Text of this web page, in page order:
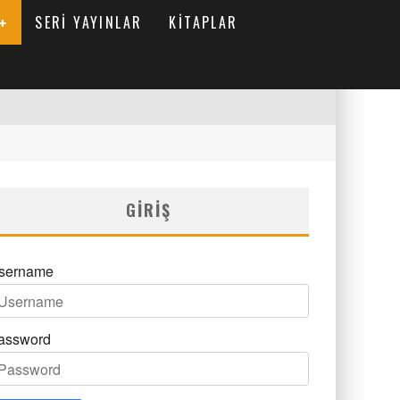
SERI YAYINLAR KITAPLAR
GIRIŞ